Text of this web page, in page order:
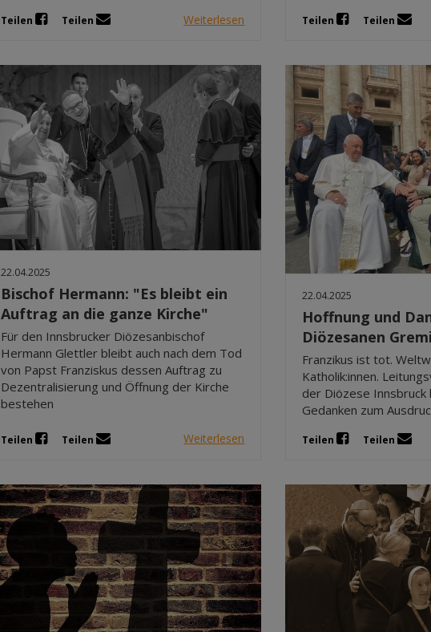
Teilen Teilen Weiterlesen Teilen Teilen
22.04.2025
Bischof Hermann: "Es bleibt ein
Auftrag an die ganze Kirche"
Für den Innsbrucker Diözesanbischof
Hermann Glettler bleibt auch nach dem Tod
von Papst Franziskus dessen Auftrag zu
Dezentralisierung und Öffnung der Kirche
bestehen
Teilen Teilen Weiterlesen
22.04.2025
Hoffnung und
Diözesanen
Franzikus ist tot.
Katholik:innen.
der Diözese Innsbruck
Gedanken zum
Teilen Teilen